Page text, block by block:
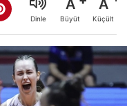
Dinle
A
Büyüt
A
Küçült